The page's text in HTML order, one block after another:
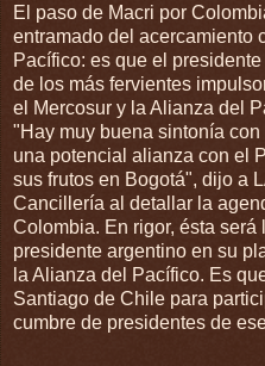
El paso de Macri por
entramado del acercamiento
Pacífico: es que el
de los más fervientes
el Mercosur y la Alianza del
"Hay muy buena sintonía
una potencial alianza con el
sus frutos en Bogotá", dijo a
Cancillería al detallar la
Colombia. En rigor, ésta será
presidente argentino en su
la Alianza del Pacífico. Es
Santiago de Chile para
cumbre de presidentes de